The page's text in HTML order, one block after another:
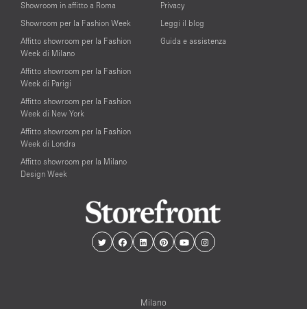
Showroom in affitto a Roma
Showroom per la Fashion Week
Affitto showroom per la Fashion
Week di Milano
Affitto showroom per la Fashion
Week di Parigi
Affitto showroom per la Fashion
Week di New York
Affitto showroom per la Fashion
Week di Londra
Affitto showroom per la Milano
Design Week
Privacy
Leggi il blog
Guida e assistenza
Milano